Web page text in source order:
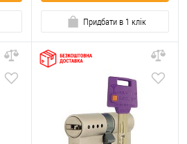
Придбати в 1 клік